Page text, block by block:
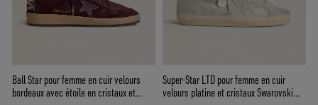
Ball Star pour femme en cuir velours
bordeaux avec étoile en cristaux et
Super-Star LTD pour femme en cuir
velours platine et cristaux Swarovski